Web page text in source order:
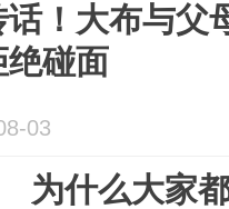
！大布与父
绝碰面
03
为什么大家